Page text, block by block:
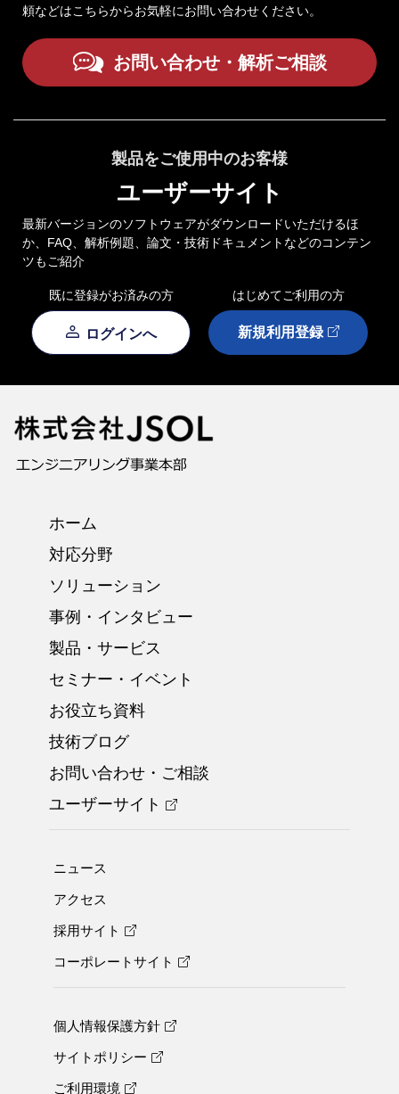
頼などはこちらからお気軽にお問い合わせください。
お問い合わせ・解析ご相談
製品をご使用中のお客様
ユーザーサイト
最新バージョンのソフトウェアがダウンロードいただけるほ
か、FAQ、解析例題、論文・技術ドキュメントなどのコンテン
ツもご紹介
既に登録がお済みの方 はじめてご利用の方
ログインへ 新規利用登録
ホーム
対応分野
ソリューション
事例・インタビュー
製品・サービス
セミナー・イベント
お役立ち資料
技術ブログ
お問い合わせ・ご相談
ユーザーサイト
ニュース
アクセス
採用サイト
コーポレートサイト
個人情報保護方針
サイトポリシー
ご利用環境